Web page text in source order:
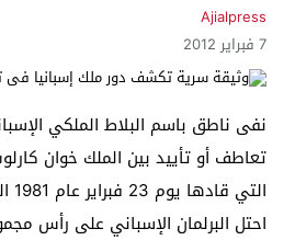
Ajialpress
7 فبراير 2012
نفى ناطق باسم البلاط الملكي
تعاطف أو تأييد بين الملك خوان
احتل البرلمان الإسباني على رأس